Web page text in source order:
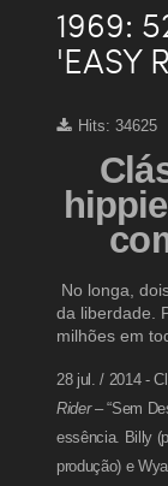
1969:
'EASY
Hits: 34625
No longa,
da liberdade.
milhões em
28 jul. / 2014 -
Rider– “Sem
essência. Billy
produção) e